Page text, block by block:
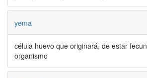
yema
célula huevo que originará, de estar
organismo